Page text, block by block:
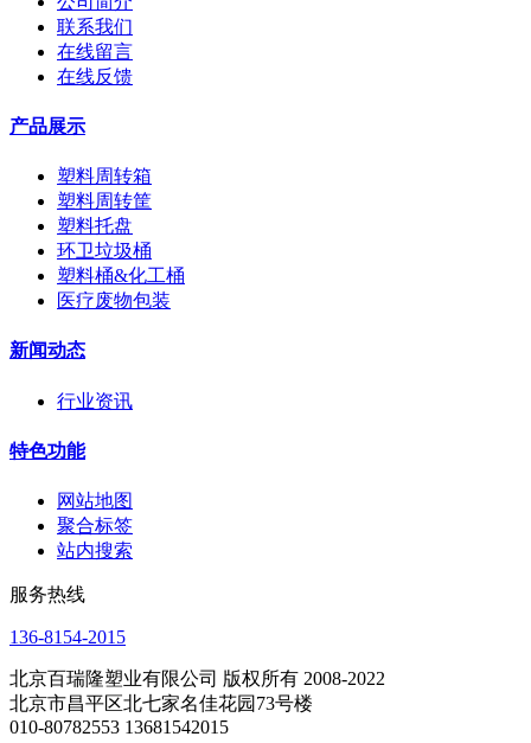
联系我们
在线留言
在线反馈
产品展示
塑料周转箱
塑料周转筐
塑料托盘
环卫垃圾桶
塑料桶&化工桶
医疗废物包装
新闻动态
行业资讯
特色功能
网站地图
聚合标签
站内搜索
服务热线
136-8154-2015
北京百瑞隆塑业有限公司 版权所有 2008-2022
北京市昌平区北七家名佳花园73号楼
010-80782553 13681542015